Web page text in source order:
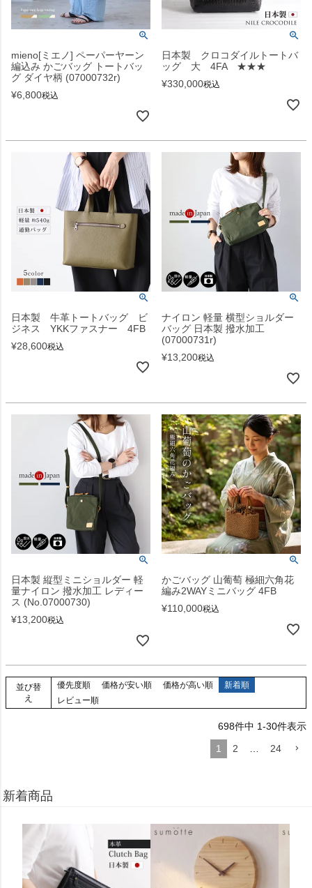
mieno[ミエノ] ペーパーヤーン
編込み かごバッグ トートバッ
グ ダイヤ柄 (07000732r)
¥6,800税込
日本製 クロコダイルトートバ
ッグ 大 4FA ★★★
¥330,000税込
日本製 牛革トートバッグ ビ
ジネス YKKファスナー 4FB
¥28,600税込
ナイロン 軽量 横型ショルダー
バッグ 日本製 撥水加工
(07000731r)
¥13,200税込
日本製 縦型ミニショルダー 軽
量ナイロン 撥水加工 レディー
ス (No.07000730)
¥13,200税込
かごバッグ 山葡萄 極細六角花
編み2WAYミニバッグ 4FB
¥110,000税込
並び替
え
優先度順 価格が安い順 価格が高い順
新着順
レビュー順
698件中 1-30件表示
1
2 24
新着商品